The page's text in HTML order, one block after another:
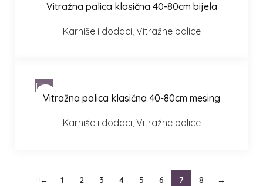
Vitražna palica klasična 40-80cm bijela
Karniše i dodaci, Vitražne palice
Vitražna palica klasična 40-80cm mesing
Karniše i dodaci, Vitražne palice
← 1 2 3 4 5 6 7 8 →